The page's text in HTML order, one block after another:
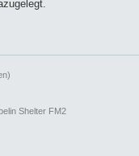
Shelter FM2